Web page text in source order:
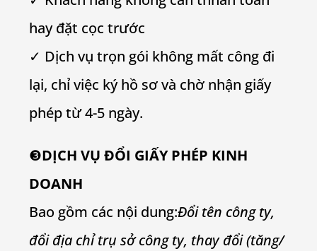
hay đặt cọc trước
✓ Dịch vụ trọn gói không mất công đi
lại, chỉ việc ký hồ sơ và chờ nhận giấy
phép từ 4-5 ngày.
❸DỊCH VỤ ĐỔI GIẤY PHÉP KINH
DOANH
Bao gồm các nội dung:Đổi tên công ty,
đổi địa chỉ trụ sở công ty, thay đổi (tăng/